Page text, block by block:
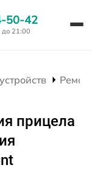
50-42
до 21:00
прицела